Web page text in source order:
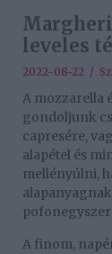
leveles
2022-08-22 /
A mozzarella
gondoljunk
capresére,
alapétel és
mellényúlni,
A finom,